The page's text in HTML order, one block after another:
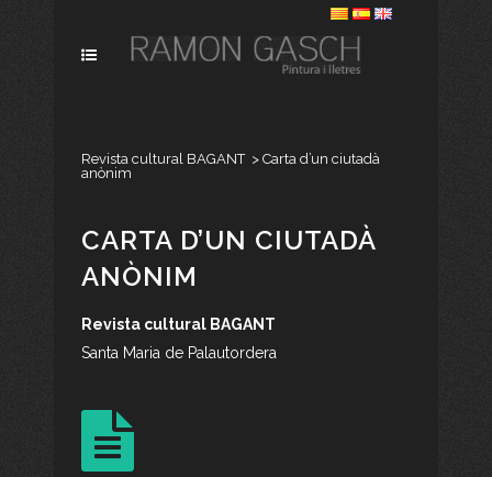
Revista cultural BAGANT > Carta d’un ciutadà
anònim
CARTA D’UN CIUTADÀ
ANÒNIM
Revista cultural BAGANT
Santa Maria de Palautordera